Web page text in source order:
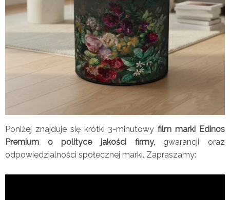
Poniżej znajduje się krótki 3-minutowyfilm marki Edinos
Premium o polityce jakości firmy, gwarancji oraz
odpowiedzialności społecznej marki. Zapraszamy: